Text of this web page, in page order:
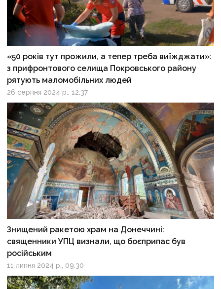
«50 років тут прожили, а тепер треба виїжджати»:
з прифронтового селища Покровського району
рятують маломобільних людей
26 серпня 2024 р., 12:37
Знищений ракетою храм на Донеччині:
священники УПЦ визнали, що боєприпас був
російським
11 липня 2024 р., 09:30